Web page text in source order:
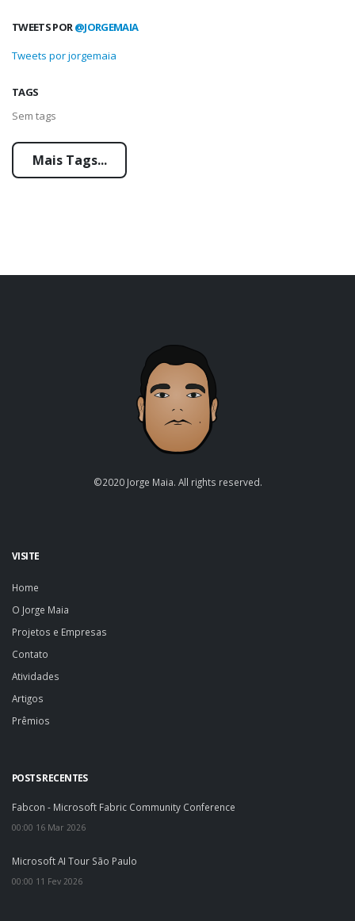
TWEETS POR@JORGEMAIA
Tweets por jorgemaia
TAGS
Sem tags
Mais Tags...
©2020 Jorge Maia. All rights reserved.
VISITE
Home
O Jorge Maia
Projetos e Empresas
Contato
Atividades
Artigos
Prêmios
POSTS RECENTES
Fabcon - Microsoft Fabric Community Conference
00:00 16 Mar 2026
Microsoft AI Tour São Paulo
00:00 11 Fev 2026